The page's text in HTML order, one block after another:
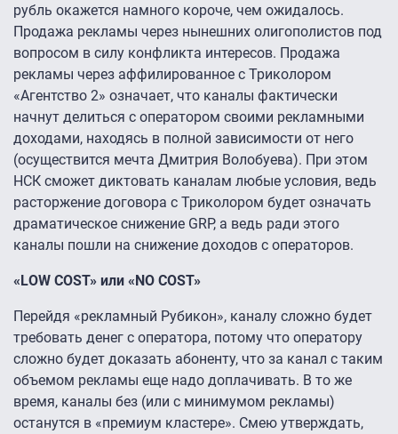
рубль окажется намного короче, чем ожидалось.
Продажа рекламы через нынешних олигополистов под
вопросом в силу конфликта интересов. Продажа
рекламы через аффилированное с Триколором
«Агентство 2» означает, что каналы фактически
начнут делиться с оператором своими рекламными
доходами, находясь в полной зависимости от него
(осуществится мечта Дмитрия Волобуева). При этом
НСК сможет диктовать каналам любые условия, ведь
расторжение договора с Триколором будет означать
драматическое снижение GRP, а ведь ради этого
каналы пошли на снижение доходов с операторов.
«LOW COST» или «NO COST»
Перейдя «рекламный Рубикон», каналу сложно будет
требовать денег с оператора, потому что оператору
сложно будет доказать абоненту, что за канал с таким
объемом рекламы еще надо доплачивать. В то же
время, каналы без (или с минимумом рекламы)
останутся в «премиум кластере». Смею утверждать,